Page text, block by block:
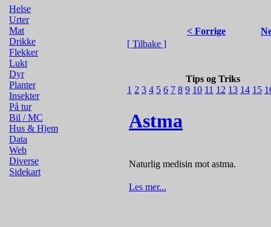
Helse
Urter
Mat
Drikke
Flekker
Lukt
Dyr
Planter
Insekter
På tur
Bil / MC
Hus & Hjem
Data
Web
Diverse
Sidekart
< Forrige
[ Tilbake ]
Tips og Triks
1 2 3 4 5 6 7 8 9 10 11 12 13 14 15
Astma
Naturlig medisin mot astma.
Les mer...